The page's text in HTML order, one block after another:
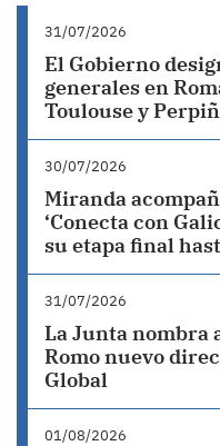
31/07/2026
El Gobierno
generales en
Toulouse y
30/07/2026
Miranda
‘Conecta con
su etapa final
31/07/2026
La Junta nombra
Romo nuevo
Global
01/08/2026